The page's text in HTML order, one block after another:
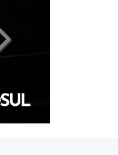
templates.template-